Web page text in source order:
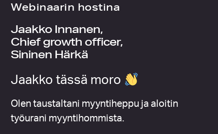
Webinaarin hostina
Jaakko Innanen,
Chief growth officer,
Sininen Härkä
Jaakko tässä moro
Olen taustaltani myyntiheppu ja aloitin
työurani myyntihommista.